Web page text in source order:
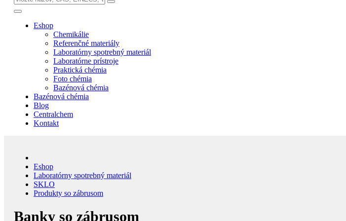
Eshop
Chemikálie
Referenčné materiály
Laboratórny spotrebný materiál
Laboratórne prístroje
Praktická chémia
Foto chémia
Bazénová chémia
Bazénová chémia
Blog
Centralchem
Kontakt
Eshop
Laboratórny spotrebný materiál
SKLO
Produkty so zábrusom
Banky so zábrusom